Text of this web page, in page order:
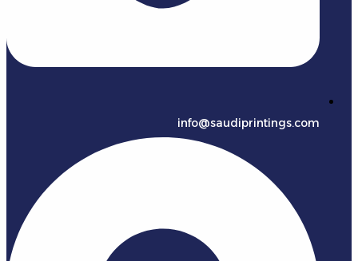
info@saudiprintings.com